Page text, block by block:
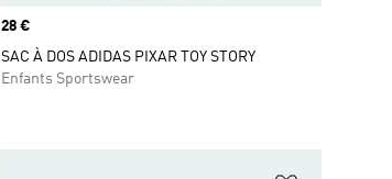
Prix
28 €
SAC À DOS ADIDAS PIXAR TOY STORY
Enfants Sportswear